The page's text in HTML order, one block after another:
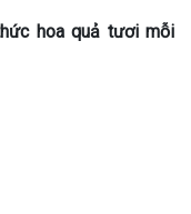
hoa quả tươi mỗi